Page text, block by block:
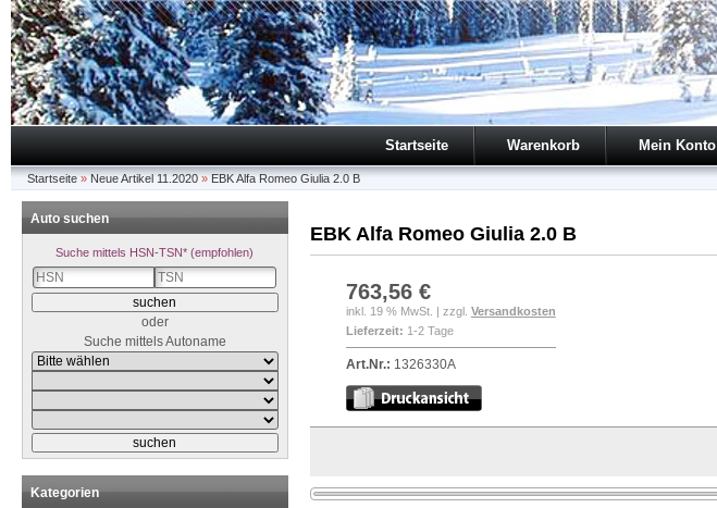
Startseite Warenkorb Mein Konto
Startseite » Neue Artikel 11.2020 » EBK Alfa Romeo Giulia 2.0 B
EBK Alfa Romeo Giulia 2.0 B
763,56 €
inkl. 19 % MwSt. | zzgl. Versandkosten
Lieferzeit: 1-2 Tage
Art.Nr.: 1326330A
Auto suchen
Suche mittels HSN-TSN* (empfohlen)
oder
Suche mittels Autoname
Kategorien